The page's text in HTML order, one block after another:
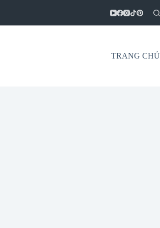
TRANG CHỦ